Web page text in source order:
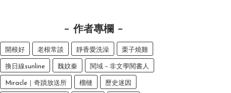
作者專欄
開根好 老根常談 靜香愛洗澡 栗子燒雞
換日線sunline 魏妏秦 閱域－非文學閱書人
Miracle｜奇蹟放送所 榴槤 歷史迷因